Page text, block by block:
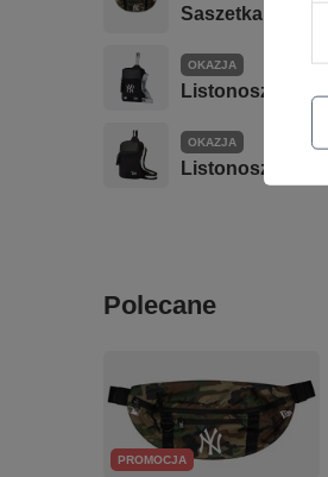
Saszetka nerka
OKAZJA
Listonoszka
OKAZJA
Listonoszka
Polecane
PROMOCJA